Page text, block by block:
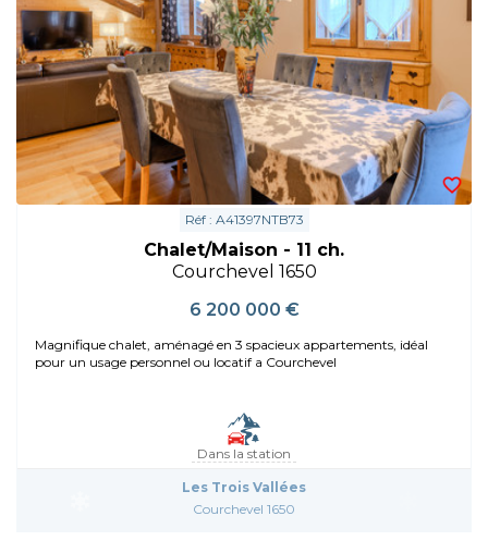
Réf : A41397NTB73
Chalet/Maison - 11 ch.
Courchevel 1650
6 200 000 €
Magnifique chalet, aménagé en 3 spacieux appartements, idéal
pour un usage personnel ou locatif a Courchevel
Dans la station
Les Trois Vallées
Courchevel 1650